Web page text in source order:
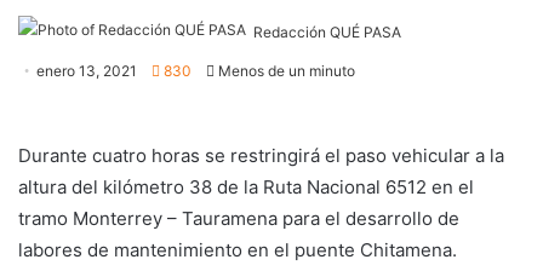
Redacción QUÉ PASA
enero 13, 2021 830 Menos de un minuto
Durante cuatro horas se restringirá el paso vehicular a la
altura del kilómetro 38 de la Ruta Nacional 6512 en el
tramo Monterrey – Tauramena para el desarrollo de
labores de mantenimiento en el puente Chitamena.